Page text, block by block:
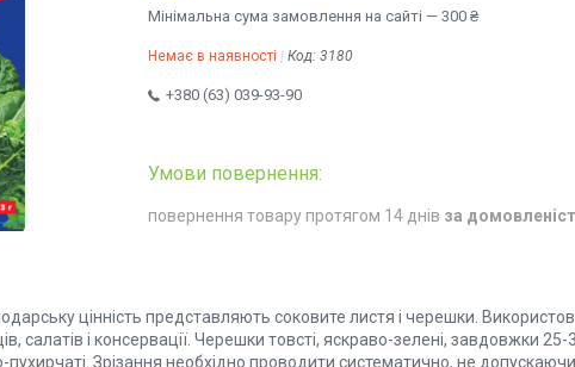
Мінімальна сума замовлення на сайті — 300 ₴
Немає в наявності Код: 3180
+380 (63) 039-93-90
повернення товару протягом 14 днів за
цінність представляють соковите листя і черешки.
салатів і консервації. Черешки товсті, яскраво-зелені, завдовжки 25-
Зрізання необхідно проводити систематично, не допускаючи